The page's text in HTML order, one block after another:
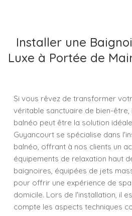
Installer une
Luxe à Portée de
Si vous rêvez de transformer
véritable sanctuaire de bien-
balnéo peut être la solution
Guyancourt se spécialise dans
balnéo, offrant à nos clients un
équipements de relaxation haut
baignoires, équipées de jets
pour offrir une expérience de
domicile. Lors de l'installation, il
compte les aspects techniques